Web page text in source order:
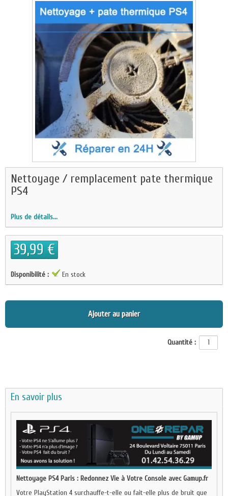
Nettoyage / remplacement pate thermique
PS4
Plus de détails...
39,99 €
Disponibilité : En stock
Ajouter au panier
Quantité :
En savoir plus
Nettoyage PS4 Paris : Redonnez Vie à Votre Console avec Gamup.fr
Votre PlayStation 4 surchauffe-t-elle ou fait-elle plus de bruit que